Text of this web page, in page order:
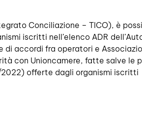
Conciliazione – TICO), è
iscritti nell’elenco ADR
accordi fra operatori e
con Unioncamere, fatte salve le
offerte dagli organismi iscritti